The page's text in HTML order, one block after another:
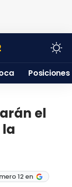
Posiciones
el
12 en